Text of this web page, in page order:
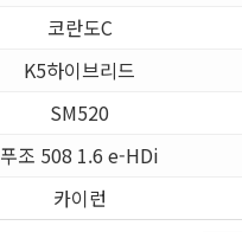
코란도C
K5하이브리드
SM520
푸조 508 1.6 e-HDi
카이런